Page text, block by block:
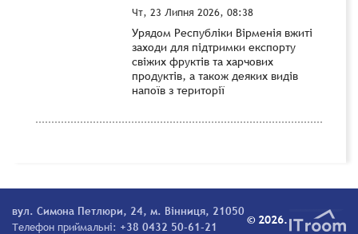
Чт, 23 Липня 2026, 08:38
Урядом Республіки Вірменія вжиті
заходи для підтримки експорту
свіжих фруктів та харчових
продуктів, а також деяких видів
напоїв з території
вул. Симона Петлюри, 24, м. Вінниця, 21050
Телефон приймальні: +38 0432 50-61-21 © 2026.